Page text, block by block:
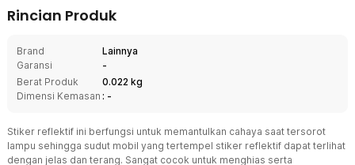
Rincian Produk
Brand
Lainnya
Garansi
-
Berat Produk
0.022 kg
Dimensi Kemasan : -
Stiker reflektif ini berfungsi untuk memantulkan cahaya saat tersorot
lampu sehingga sudut mobil yang tertempel stiker reflektif dapat terlihat
dengan jelas dan terang. Sangat cocok untuk menghias serta